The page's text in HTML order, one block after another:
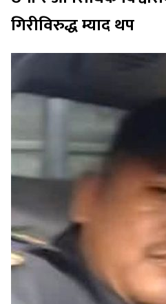
गिरीविरुद्ध म्याद थप